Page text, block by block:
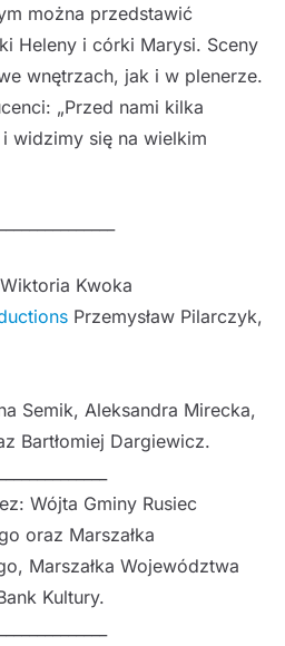
można przedstawić
Heleny i córki Marysi. Sceny
wnętrzach, jak i w plenerze.
„Przed nami kilka
widzimy się na wielkim
Kwoka
Przemysław Pilarczyk,
Semik, Aleksandra Mirecka,
Bartłomiej Dargiewicz.
Wójta Gminy Rusiec
oraz Marszałka
Marszałka Województwa
Kultury.